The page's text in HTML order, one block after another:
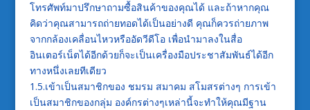
โทรศัพท์มาปรึกษาถามซื้อสินค้าของคุณได้ และถ้าหากคุณ
คิดว่าคุณสามารถถ่ายทอดได้เป็นอย่างดี คุณก็ควรถ่ายภาพ
จากกล้องเคลื่อนไหวหรืออัดวีดีโอ เพื่อนำมาลงในสื่อ
อินเตอร์เน็ตได้อีกด้วยก็จะเป็นเครื่องมือประชาสัมพันธ์ได้อีก
ทางหนึ่งเลยทีเดียว
1.5.เข้าเป็นสมาชิกของ ชมรม สมาคม สโมสรต่างๆ การเข้า
เป็นสมาชิกของกลุ่ม องค์กรต่างๆเหล่านี้จะทำให้คุณมีฐาน